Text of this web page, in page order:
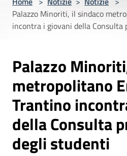
Palazzo Minoriti, il sindaco
incontra i giovani della
Palazzo
metropolitano
Trantino
della Consulta
degli studenti